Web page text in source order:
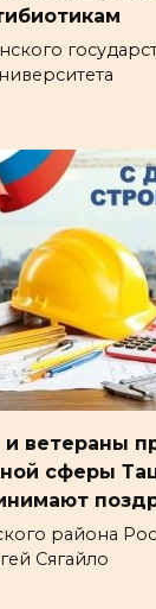
и ветераны
сферы
района
Сягайло